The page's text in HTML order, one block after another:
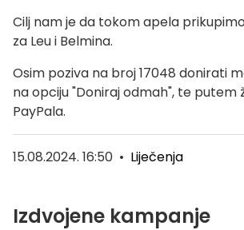
Cilj nam je da tokom apela
za Leu i Belmina.
Osim poziva na broj 17048 donirati
na opciju "Doniraj odmah", te putem
PayPala.
15.08.2024. 16:50 • Liječenja
Izdvojene kampanje